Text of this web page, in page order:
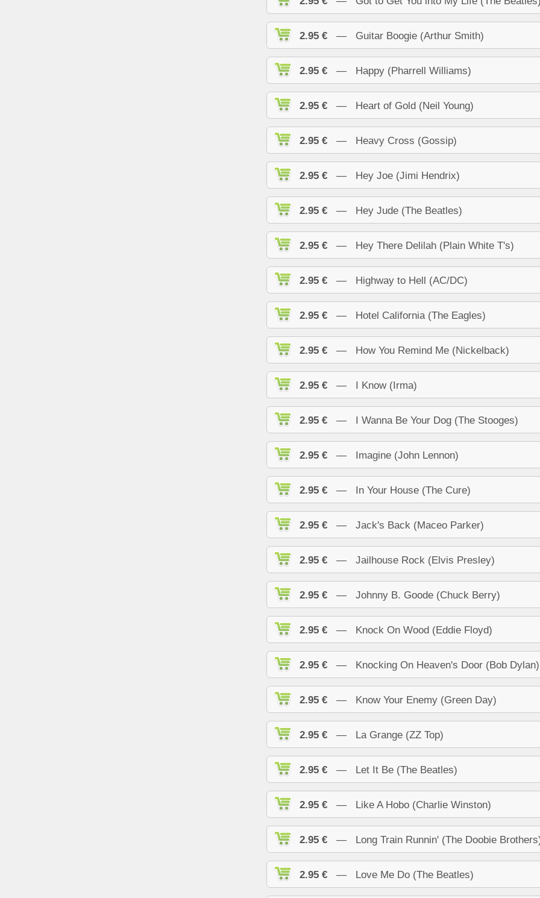
2.95 € — Guitar Boogie (Arthur Smith)
2.95 € — Happy (Pharrell Williams)
2.95 € — Heart of Gold (Neil Young)
2.95 € — Heavy Cross (Gossip)
2.95 € — Hey Joe (Jimi Hendrix)
2.95 € — Hey Jude (The Beatles)
2.95 € — Hey There Delilah (Plain White T's)
2.95 € — Highway to Hell (AC/DC)
2.95 € — Hotel California (The Eagles)
2.95 € — How You Remind Me (Nickelback)
2.95 € — I Know (Irma)
2.95 € — I Wanna Be Your Dog (The Stooges)
2.95 € — Imagine (John Lennon)
2.95 € — In Your House (The Cure)
2.95 € — Jack's Back (Maceo Parker)
2.95 € — Jailhouse Rock (Elvis Presley)
2.95 € — Johnny B. Goode (Chuck Berry)
2.95 € — Knock On Wood (Eddie Floyd)
2.95 € — Knocking On Heaven's Door (Bob Dylan)
2.95 € — Know Your Enemy (Green Day)
2.95 € — La Grange (ZZ Top)
2.95 € — Let It Be (The Beatles)
2.95 € — Like A Hobo (Charlie Winston)
2.95 € — Long Train Runnin' (The Doobie
2.95 € — Love Me Do (The Beatles)